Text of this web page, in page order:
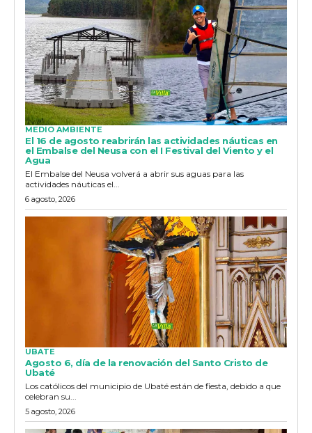
MEDIO AMBIENTE
El 16 de agosto reabrirán las actividades náuticas en
el Embalse del Neusa con el I Festival del Viento y el
Agua
El Embalse del Neusa volverá a abrir sus aguas para las
actividades náuticas el...
6 agosto, 2026
UBATE
Agosto 6, día de la renovación del Santo Cristo de
Ubaté
Los católicos del municipio de Ubaté están de fiesta, debido a que
celebran su...
5 agosto, 2026